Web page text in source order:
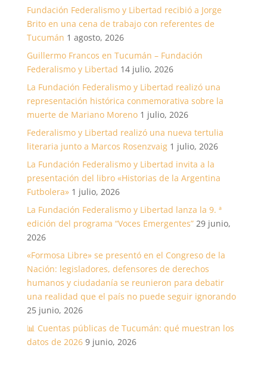
Fundación Federalismo y Libertad recibió a Jorge
Brito en una cena de trabajo con referentes de
Tucumán 1 agosto, 2026
Guillermo Francos en Tucumán – Fundación
Federalismo y Libertad 14 julio, 2026
La Fundación Federalismo y Libertad realizó una
representación histórica conmemorativa sobre la
muerte de Mariano Moreno 1 julio, 2026
Federalismo y Libertad realizó una nueva tertulia
literaria junto a Marcos Rosenzvaig 1 julio, 2026
La Fundación Federalismo y Libertad invita a la
presentación del libro «Historias de la Argentina
Futbolera» 1 julio, 2026
La Fundación Federalismo y Libertad lanza la 9. ª
edición del programa “Voces Emergentes” 29 junio,
2026
«Formosa Libre» se presentó en el Congreso de la
Nación: legisladores, defensores de derechos
humanos y ciudadanía se reunieron para debatir
una realidad que el país no puede seguir ignorando
25 junio, 2026
📊 Cuentas públicas de Tucumán: qué muestran los
datos de 2026 9 junio, 2026